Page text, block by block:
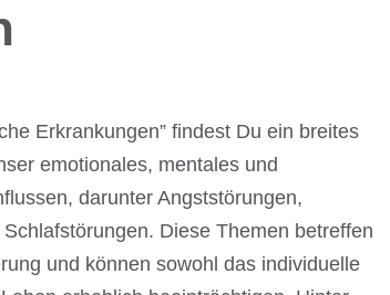
Erkrankungen” findest Du ein breites
emotionales, mentales und
darunter Angststörungen,
Diese Themen betreffen
und können sowohl das individuelle